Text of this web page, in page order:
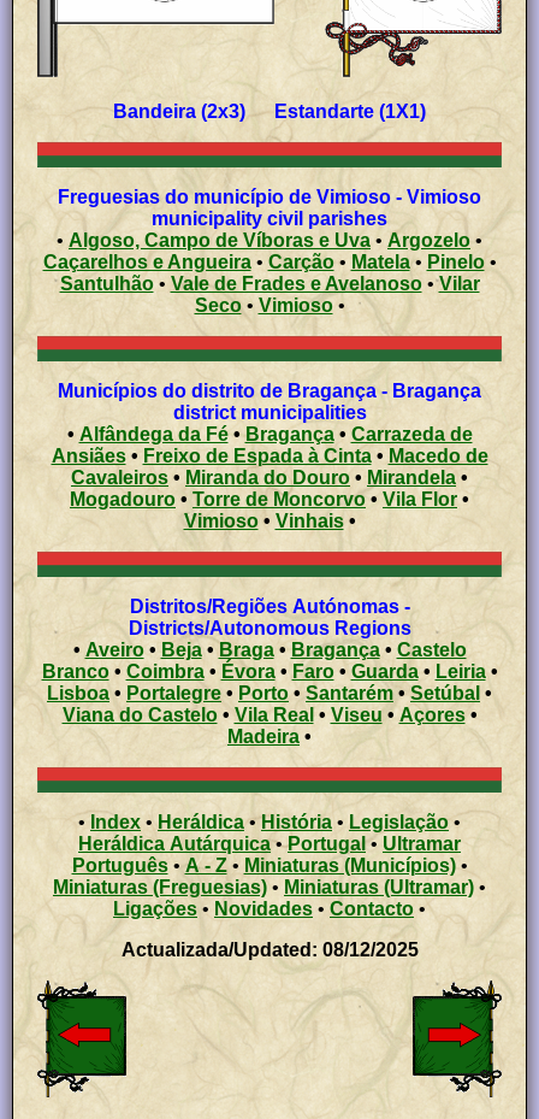
Bandeira (2x3) Estandarte (1X1)
Freguesias do município de Vimioso - Vimioso
municipality civil parishes
• Algoso, Campo de Víboras e Uva • Argozelo •
Caçarelhos e Angueira• Carção• Matela• Pinelo•
Santulhão• Vale de Frades e Avelanoso •Vilar
Seco• Vimioso•
Municípios do distrito de Bragança - Bragança
district municipalities
• Alfândega da Fé•Bragança• Carrazeda de
Ansiães• Freixo de Espada à Cinta• Macedo de
Cavaleiros • Miranda do Douro • Mirandela •
Mogadouro • Torre de Moncorvo • Vila Flor •
Vimioso• Vinhais•
Distritos/Regiões Autónomas -
Districts/Autonomous Regions
• Aveiro• Beja• Braga•Bragança• Castelo
Branco• Coimbra• Évora• Faro• Guarda•Leiria•
Lisboa • Portalegre • Porto • Santarém •Setúbal •
Viana do Castelo• Vila Real • Viseu •Açores •
Madeira •
• Index • Heráldica•História • Legislação •
Heráldica Autárquica•Portugal • Ultramar
Português• A - Z• Miniaturas (Municípios)•
Miniaturas (Freguesias) • Miniaturas (Ultramar) •
Ligações • Novidades • Contacto •
Actualizada/Updated: 08/12/2025